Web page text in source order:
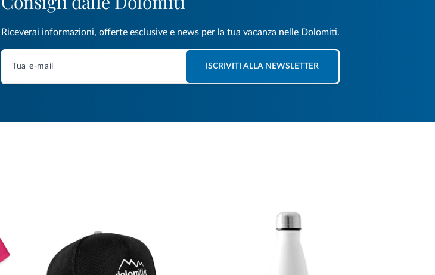
Riceverai informazioni, offerte esclusive e news per la tua vacanza nelle Dolomiti.
ISCRIVITI ALLA NEWSLETTER